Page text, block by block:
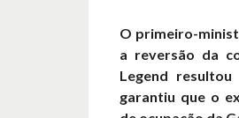
O primeiro-
a reversão da
Legend
garantiu que o